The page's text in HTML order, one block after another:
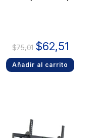
$75,01 $62,51
Añadir al carrito